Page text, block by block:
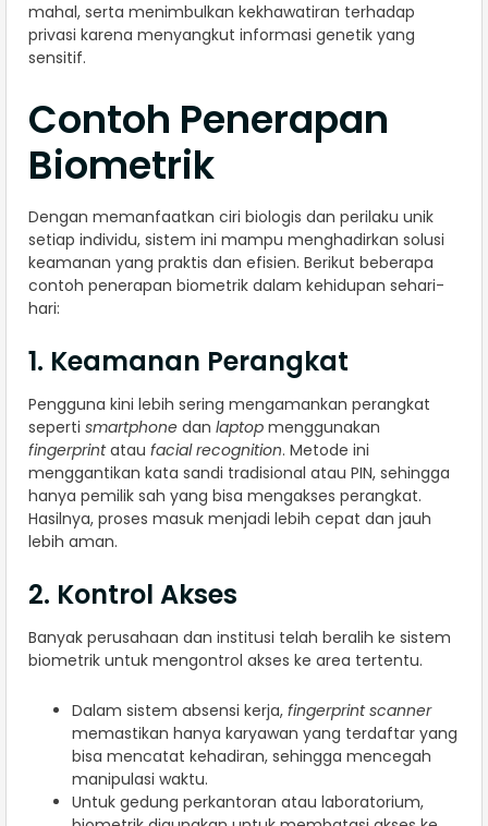
mahal, serta menimbulkan kekhawatiran terhadap
privasi karena menyangkut informasi genetik yang
sensitif.
Contoh Penerapan
Biometrik
Dengan memanfaatkan ciri biologis dan perilaku unik
setiap individu, sistem ini mampu menghadirkan solusi
keamanan yang praktis dan efisien. Berikut beberapa
contoh penerapan biometrik dalam kehidupan sehari-
hari:
1. Keamanan Perangkat
Pengguna kini lebih sering mengamankan perangkat
seperti smartphone dan laptop menggunakan
fingerprintatau facial recognition. Metode ini
menggantikan kata sandi tradisional atau PIN, sehingga
hanya pemilik sah yang bisa mengakses perangkat.
Hasilnya, proses masuk menjadi lebih cepat dan jauh
lebih aman.
2. Kontrol Akses
Banyak perusahaan dan institusi telah beralih ke sistem
biometrik untuk mengontrol akses ke area tertentu.
Dalam sistem absensi kerja, fingerprint scanner
memastikan hanya karyawan yang terdaftar yang
bisa mencatat kehadiran, sehingga mencegah
manipulasi waktu.
Untuk gedung perkantoran atau laboratorium,